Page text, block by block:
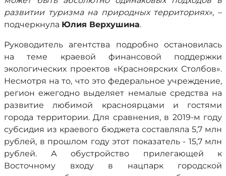
развитии туризма на природных территориях», –
подчеркнула Юлия Верхушина.
Руководитель агентства подробно остановилась
на теме краевой финансовой поддержки
экологических проектов «Красноярских Столбов».
Несмотря на то, что это федеральное учреждение,
регион ежегодно выделяет немалые средства на
развитие любимой красноярцами и гостями
города территории. Для сравнения, в 2019-м году
субсидия из краевого бюджета составляла 5,7 млн
рублей, в прошлом году этот показатель - 15,7 млн
рублей. А обустройство прилегающей к
Восточному входу в нацпарк городской